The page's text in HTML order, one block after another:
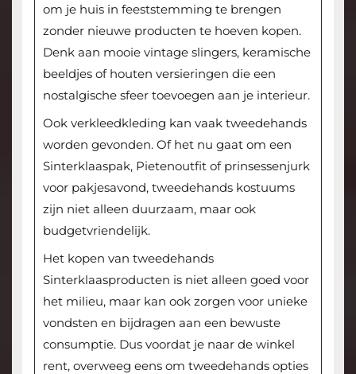
om je huis in feeststemming te brengen
zonder nieuwe producten te hoeven kopen.
Denk aan mooie vintage slingers, keramische
beeldjes of houten versieringen die een
nostalgische sfeer toevoegen aan je interieur.
Ook verkleedkleding kan vaak tweedehands
worden gevonden. Of het nu gaat om een
Sinterklaaspak, Pietenoutfit of prinsessenjurk
voor pakjesavond, tweedehands kostuums
zijn niet alleen duurzaam, maar ook
budgetvriendelijk.
Het kopen van tweedehands
Sinterklaasproducten is niet alleen goed voor
het milieu, maar kan ook zorgen voor unieke
vondsten en bijdragen aan een bewuste
consumptie. Dus voordat je naar de winkel
rent, overweeg eens om tweedehands opties